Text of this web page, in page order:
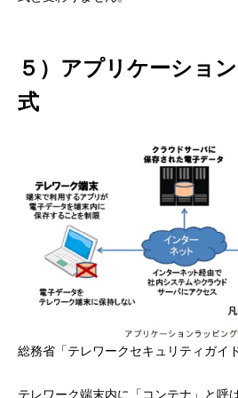
５）アプリケーショ
式
総務省「テレワークセキュリティガイ
テレワーク端末内に「コンテナ」と呼